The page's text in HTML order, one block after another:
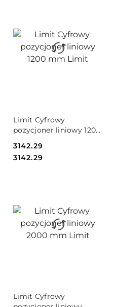
Limit Cyfrowy
pozycjoner liniowy 1200
Cena:
3142.29
Cena:
3142.29
DO KOSZYKA
Limit CyfrowyDO KOSZYKA